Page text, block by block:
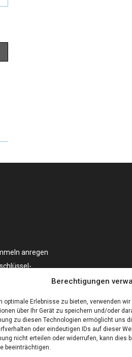
Berechtigungen
optimale Erlebnisse zu bieten, verwenden
über Ihr Gerät zu speichern und/oder
zu diesen Technologien ermöglicht uns
oder eindeutigen IDs auf dieser
nicht erteilen oder widerrufen, kann dies
beeinträchtigen.
anregen